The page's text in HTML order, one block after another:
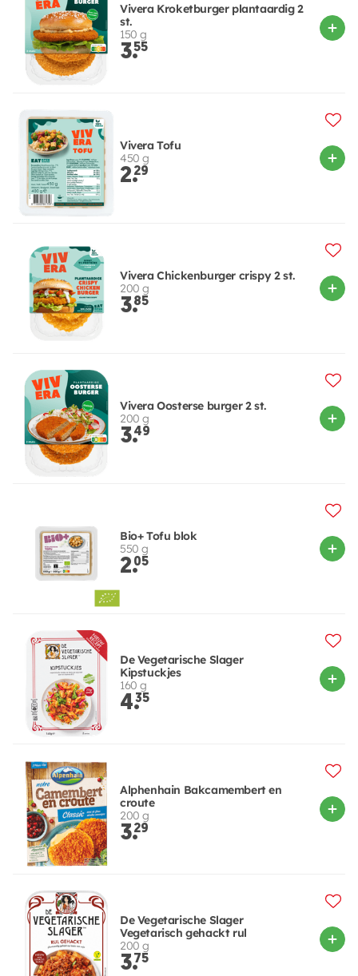
Vivera Kroketburger plantaardig 2
st.
150 g
3.55
Vivera Tofu
450 g
2.29
Vivera Chickenburger crispy 2 st.
200 g
3.85
Vivera Oosterse burger 2 st.
200 g
3.49
Bio+ Tofu blok
550 g
2.05
De Vegetarische Slager
Kipstuckjes
160 g
4.35
Alphenhain Bakcamembert en
croute
200 g
3.29
De Vegetarische Slager
Vegetarisch gehackt rul
200 g
3.75